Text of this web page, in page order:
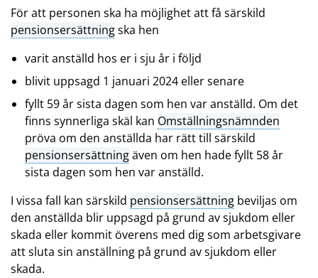
För att personen ska ha möjlighet att få särskild
pensionsersättningska hen
varit anställd hos er i sju år i följd
blivit uppsagd 1 januari 2024 eller senare
fyllt 59 år sista dagen som hen var anställd. Om det
finns synnerliga skäl kan Omställningsnämnden
pröva om den anställda har rätt till särskild
pensionsersättningäven om hen hade fyllt 58 år
sista dagen som hen var anställd.
I vissa fall kan särskild pensionsersättning beviljas om
den anställda blir uppsagd på grund av sjukdom eller
skada eller kommit överens med dig som arbetsgivare
att sluta sin anställning på grund av sjukdom eller
skada.